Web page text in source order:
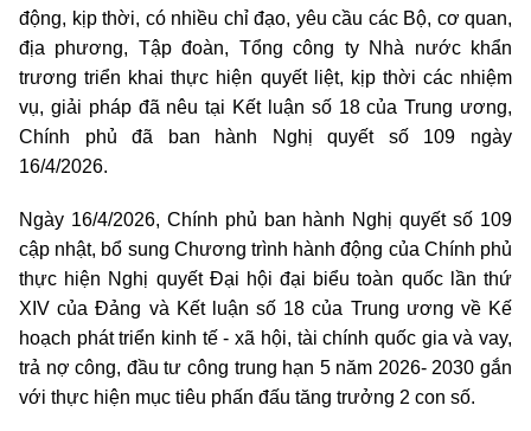
động, kịp thời, có nhiều chỉ đạo, yêu cầu các Bộ, cơ quan,
địa phương, Tập đoàn, Tổng công ty Nhà nướckhẩn
trương triển khai thực hiện quyết liệt, kịp thời các nhiệm
vụ, giải pháp đã nêu tại Kết luận số 18 của Trung ương,
Chính phủ đã ban hành Nghị quyết số 109 ngày
16/4/2026.
Ngày 16/4/2026, Chính phủ ban hành Nghị quyết số 109
cập nhật, bổ sung Chương trình hành động của Chính phủ
thực hiện Nghị quyết Đại hội đại biểu toàn quốc lần thứ
XIV của Đảng và Kết luận số 18 của Trung ương về Kế
hoạch phát triển kinh tế - xã hội, tài chính quốc gia và vay,
trả nợ công, đầu tư công trung hạn 5 năm 2026- 2030 gắn
với thực hiện mục tiêu phấn đấu tăng trưởng 2 con số.